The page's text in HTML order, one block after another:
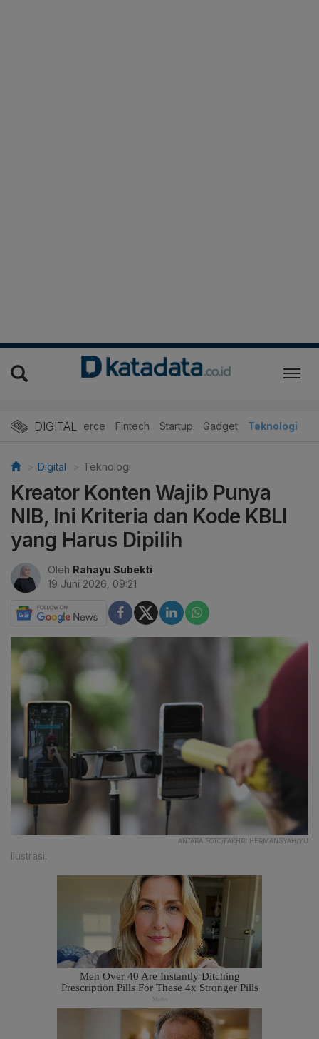
DIGITAL
E-Commerce Fintech Startup Gadget Teknologi
Digital Teknologi
Kreator Konten Wajib Punya
NIB, Ini Kriteria dan Kode KBLI
yang Harus Dipilih
Oleh Rahayu Subekti
19 Juni 2026, 09:21
ANTARA FOTO/FAKHRI HERMANSYAH/YU
Ilustrasi.